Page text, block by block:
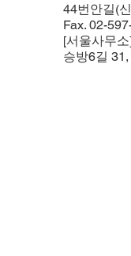
44번안길(
Fax. 02-
[서울사무
승방6길